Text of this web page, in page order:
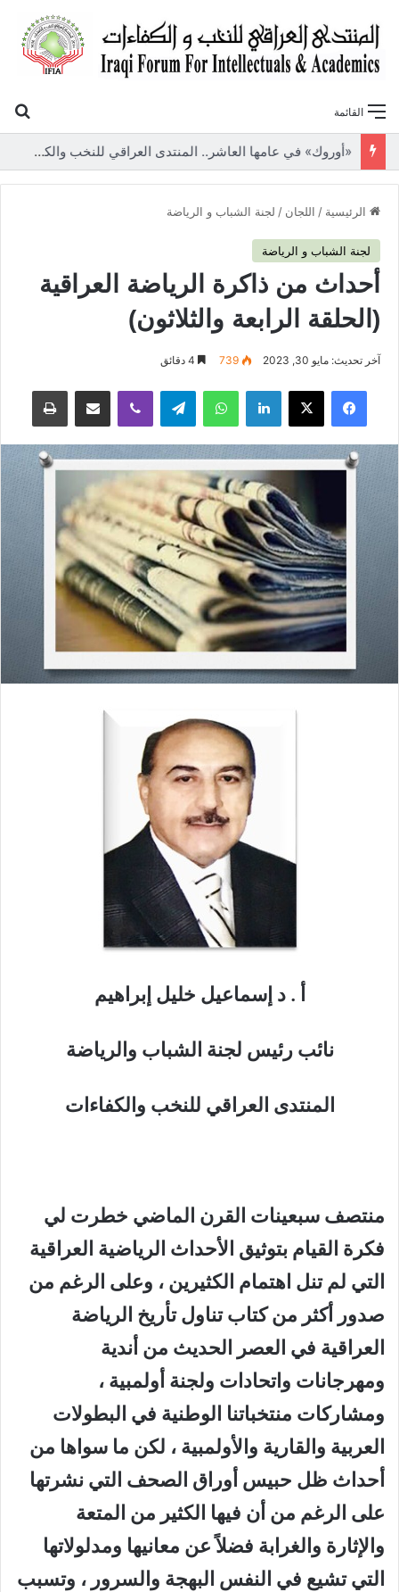
القائمة
«أوروك» في عامها العاشر.. المنتدى العراقي للنخب والكفاءات يصدر عددًا جديدًا ببحوث علمية تعالج قضايا الاقتصاد والطاقة
الرئيسية / اللجان / لجنة الشباب و الرياضة
لجنة الشباب و الرياضة
أحداث من ذاكرة الرياضة العراقية
(الحلقة الرابعة والثلاثون)
آخر تحديث: مايو 30, 2023 739
فيسبوك لينكدإن واتساب
أ . د إسماعيل خليل إبراهيم
نائب رئيس لجنة الشباب والرياضة
المنتدى العراقي للنخب والكفاءات
منتصف سبعينات القرن الماضي خطرت لي
فكرة القيام بتوثيق الأحداث الرياضية العراقية
التي لم تنل اهتمام الكثيرين ، وعلى الرغم من
صدور أكثر من كتاب تناول تأريخ الرياضة
العراقية في العصر الحديث من أندية
ومهرجانات واتحادات ولجنة أولمبية ،
ومشاركات منتخباتنا الوطنية في البطولات
العربية والقارية والأولمبية ، لكن ما سواها من
أحداث ظل حبيس أوراق الصحف التي نشرتها
على الرغم من أن فيها الكثير من المتعة
والإثارة والغرابة فضلاً عن معانيها ومدلولاتها
التي تشيع في النفس البهجة والسرور ، وتسبب